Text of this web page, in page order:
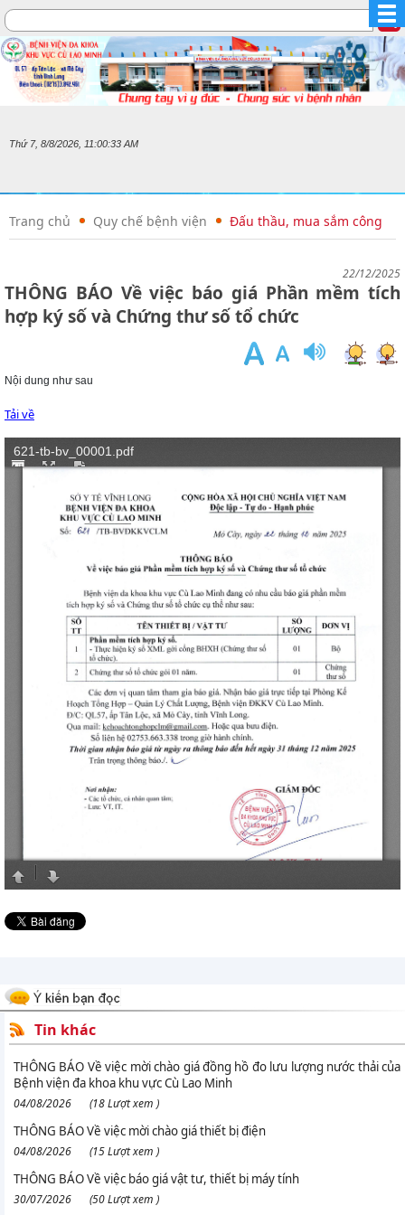
Thứ 7, 8/8/2026, 11:00:33 AM
Trang chủ Quy chế bệnh viện Đấu thầu, mua sắm công
22/12/2025
THÔNG BÁO Về việc báo giá Phần mềm tích
hợp ký số và Chứng thư số tổ chức
Nội dung như sau
Tải về
Tin khác
THÔNG BÁO Về việc mời chào giá đồng hồ đo lưu lượng nước thải của
Bệnh viện đa khoa khu vực Cù Lao Minh
04/08/2026 (18 Lượt xem )
THÔNG BÁO Về việc mời chào giá thiết bị điện
04/08/2026 (15 Lượt xem )
THÔNG BÁO Về việc báo giá vật tư, thiết bị máy tính
30/07/2026 (50 Lượt xem )